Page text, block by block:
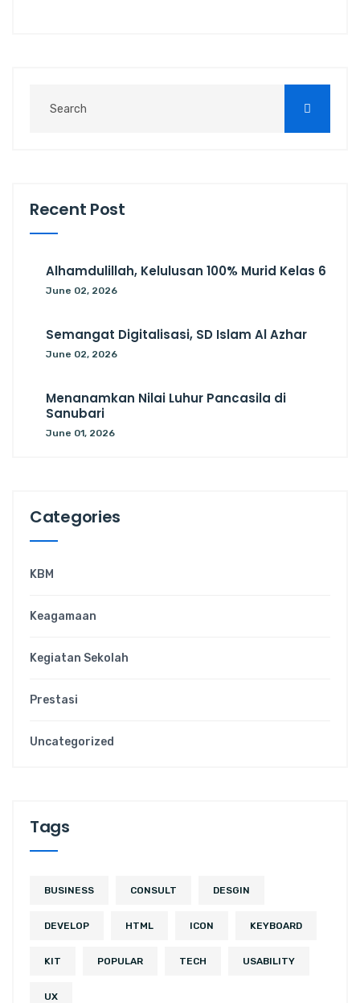
Recent Post
Alhamdulillah, Kelulusan 100% Murid Kelas 6
June 02, 2026
Semangat Digitalisasi, SD Islam Al Azhar
June 02, 2026
Menanamkan Nilai Luhur Pancasila di
Sanubari
June 01, 2026
Categories
KBM
Keagamaan
Kegiatan Sekolah
Prestasi
Uncategorized
Tags
BUSINESS CONSULT DESGIN
DEVELOP HTML ICON KEYBOARD
KIT POPULAR TECH USABILITY
UX